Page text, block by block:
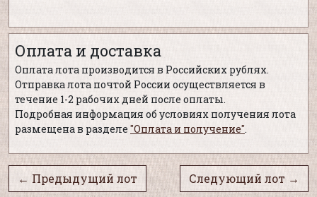
Оплата и доставка
Оплата лота производится в Российских рублях.
Отправка лота почтой России осуществляется в
течение 1-2 рабочих дней после оплаты.
Подробная информация об условиях получения лота
размещена в разделе "Оплата и получение".
← Предыдущий лот Следующий лот →